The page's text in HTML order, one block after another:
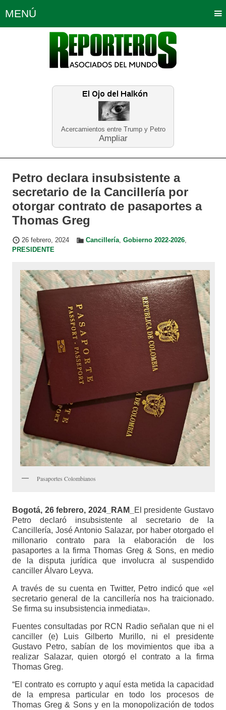
Acercamientos entre Trump y Petro
Ampliar
MENÚ
Política Opinión Bogotá
Planeta Tierra Deportes
Educación Neira
Petro declara insubsistente a
secretario de la Cancillería por
otorgar contrato de pasaportes a
Thomas Greg
26 febrero, 2024 Cancillería, Gobierno 2022-2026,
PRESIDENTE
Pasaportes Colombianos
Bogotá, 26 febrero, 2024_RAM_
El presidente Gustavo
Petro declaró insubsistente al secretario de la
Cancillería, José Antonio Salazar, por haber otorgado el
millonario contrato para la elaboración de los
pasaportes a la firma Thomas Greg & Sons, en medio
de la disputa jurídica que involucra al suspendido
canciller Álvaro Leyva.
A través de su cuenta en Twitter, Petro indicó que «el
secretario general de la cancillería nos ha traicionado.
Se firma su insubsistencia inmediata».
Fuentes consultadas por RCN Radio señalan que ni el
canciller (e) Luis Gilberto Murillo, ni el presidente
Gustavo Petro, sabían de los movimientos que iba a
realizar Salazar, quien otorgó el contrato a la firma
Thomas Greg.
“El contrato es corrupto y aquí esta metida la capacidad
de la empresa particular en todo los procesos de
Thomas Greg & Sons y en la monopolización de todos